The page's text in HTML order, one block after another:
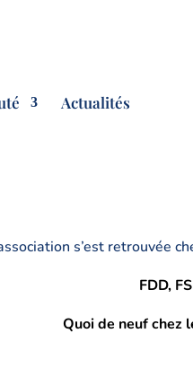
Actualités
s’est retrouvée
FDD,
Quoi de neuf chez